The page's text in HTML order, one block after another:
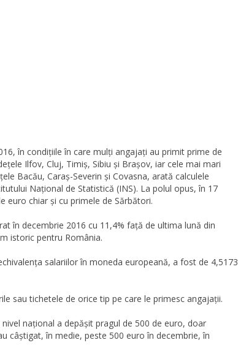
în condițiile în care mulți angajați au primit prime de
Ilfov, Cluj, Timiș, Sibiu și Brașov, iar cele mai mari
Bacău, Caraș-Severin și Covasna, arată calculele
Național de Statistică (INS). La polul opus, în 17
euro chiar și cu primele de Sărbători.
în decembrie 2016 cu 11,4% față de ultima lună din
istoric pentru România.
salariilor în moneda europeană, a fost de 4,5173
sau tichetele de orice tip pe care le primesc angajații.
național a depășit pragul de 500 de euro, doar
câștigat, în medie, peste 500 euro în decembrie, în